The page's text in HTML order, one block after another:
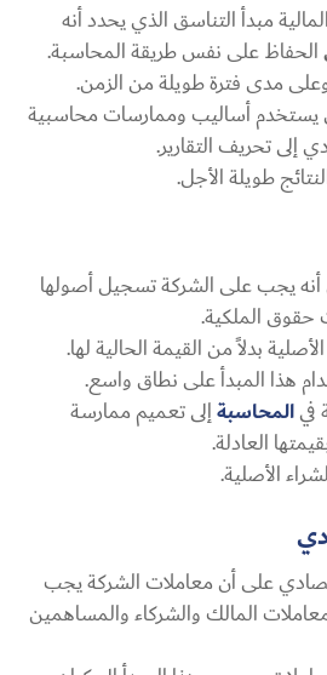
مبدأ التناسق الذي يحدد أنه
الحفاظ على نفس طريقة المحاسبة.
مدى فترة طويلة من الزمن.
يستخدم أساليب وممارسات محاسبية
إلى تحريف التقارير.
طويلة الأجل.
أنه يجب على الشركة تسجيل أصولها
حقوق الملكية.
بدلاً من القيمة الحالية لها.
هذا المبدأ على نطاق واسع.
فيالمحاسبةإلى تعميم ممارسة
العادلة.
الأصلية.
على أن معاملات الشركة يجب
المالك والشركاء والمساهمين